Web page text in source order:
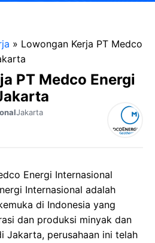
» Lowongan Kerja PT Medco
PT Medco Energi
Jakarta
Energi Internasional
Internasional adalah
di Indonesia yang
dan produksi minyak dan
Jakarta, perusahaan ini telah